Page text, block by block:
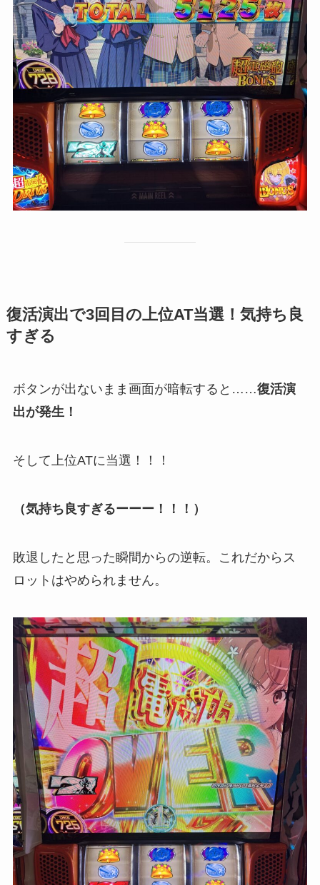
復活演出で3回目の上位AT当選！気持ち良
すぎる
ボタンが出ないまま画面が暗転すると……復活演
出が発生！
そして上位ATに当選！！！
（気持ち良すぎるーーー！！！）
敗退したと思った瞬間からの逆転。これだからス
ロットはやめられません。